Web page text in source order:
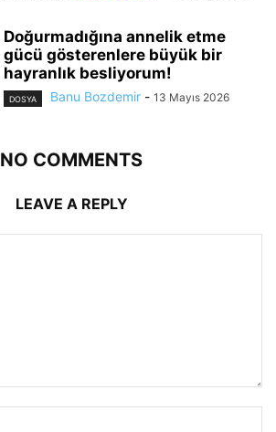
Doğurmadığına annelik etme
gücü gösterenlere büyük bir
hayranlık besliyorum!
DOSYA Banu Bozdemir - 13 Mayıs 2026
NO COMMENTS
LEAVE A REPLY